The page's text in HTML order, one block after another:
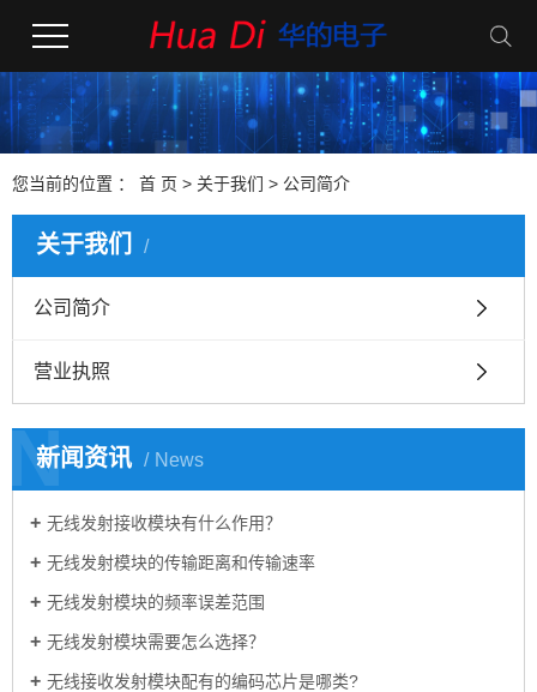
您当前的位置 ： 首 页 > 关于我们 > 公司简介
关于我们
公司简介
营业执照
新闻资讯 News
N
无线发射接收模块有什么作用？
无线发射模块的传输距离和传输速率
无线发射模块的频率误差范围
无线发射模块需要怎么选择？
无线接收发射模块配有的编码芯片是哪类?